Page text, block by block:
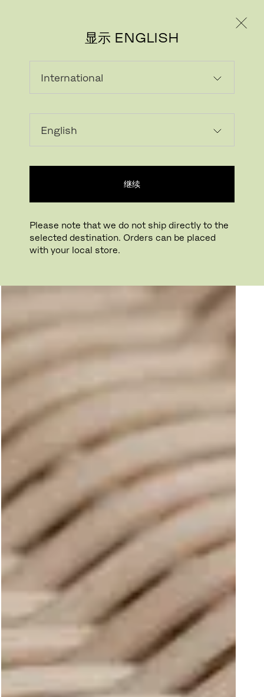
显示 ENGLISH
继续
Please note that we do not ship directly to the
selected destination. Orders can be placed
with your local store.